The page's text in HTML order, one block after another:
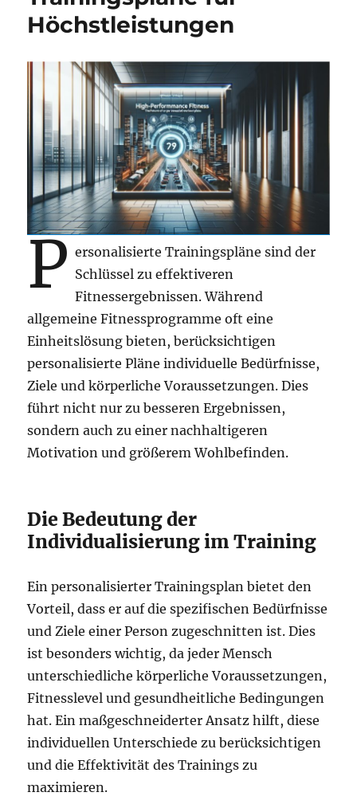
Höchstleistungen
P ersonalisierte Trainingspläne sind der
Schlüssel zu effektiveren
Fitnessergebnissen. Während
allgemeine Fitnessprogramme oft eine
Einheitslösung bieten, berücksichtigen
personalisierte Pläne individuelle Bedürfnisse,
Ziele und körperliche Voraussetzungen. Dies
führt nicht nur zu besseren Ergebnissen,
sondern auch zu einer nachhaltigeren
Motivation und größerem Wohlbefinden.
Die Bedeutung der
Individualisierung im Training
Ein personalisierter Trainingsplan bietet den
Vorteil, dass er auf die spezifischen Bedürfnisse
und Ziele einer Person zugeschnitten ist. Dies
ist besonders wichtig, da jeder Mensch
unterschiedliche körperliche Voraussetzungen,
Fitnesslevel und gesundheitliche Bedingungen
hat. Ein maßgeschneiderter Ansatz hilft, diese
individuellen Unterschiede zu berücksichtigen
und die Effektivität des Trainings zu
maximieren.